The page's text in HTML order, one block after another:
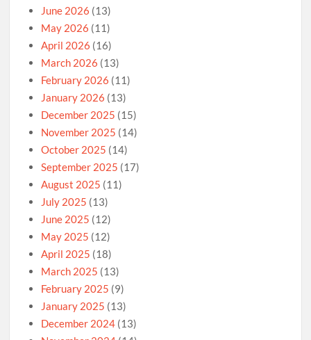
June 2026 (13)
May 2026 (11)
April 2026 (16)
March 2026 (13)
February 2026 (11)
January 2026 (13)
December 2025 (15)
November 2025 (14)
October 2025 (14)
September 2025 (17)
August 2025 (11)
July 2025 (13)
June 2025 (12)
May 2025 (12)
April 2025 (18)
March 2025 (13)
February 2025 (9)
January 2025 (13)
December 2024 (13)